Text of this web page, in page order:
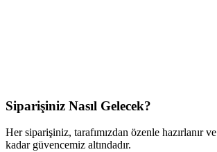
Siparişiniz Nasıl Gelecek?
Her siparişiniz, tarafımızdan özenle hazırlanır ve
kadar güvencemiz altındadır.